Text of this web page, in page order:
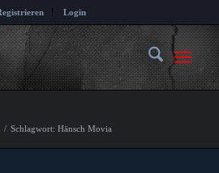
Login
/ Schlagwort: Hänsch Movia